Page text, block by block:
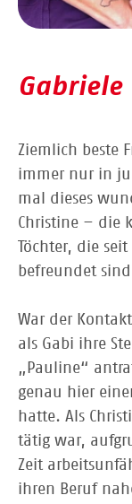
Gabriele
Ziemlich beste
immer nur in
mal dieses
Christine – die
Töchter, die
befreundet
War der
als Gabi ihre
„Pauline“
genau hier
hatte. Als
tätig war,
Zeit
ihren Beruf